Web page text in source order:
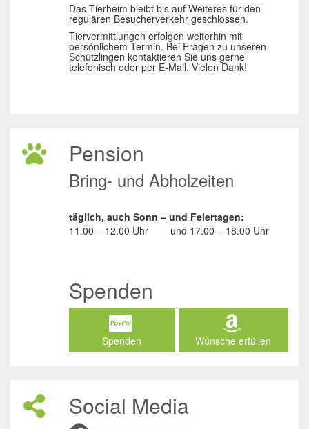
Das Tierheim bleibt bis auf Weiteres für den
regulären Besucherverkehr geschlossen.
Tiervermittlungen erfolgen weiterhin mit
persönlichem Termin. Bei Fragen zu unseren
Schützlingen kontaktieren Sie uns gerne
telefonisch oder per E-Mail. Vielen Dank!
Pension
Bring- und Abholzeiten
täglich, auch Sonn – und Feiertagen:
11.00 – 12.00 Uhr
und 17.00 – 18.00 Uhr
Spenden
Spenden Wünsche erfüllen
Social Media